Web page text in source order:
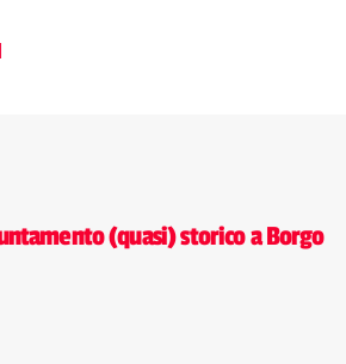
(quasi) storico a Borgo